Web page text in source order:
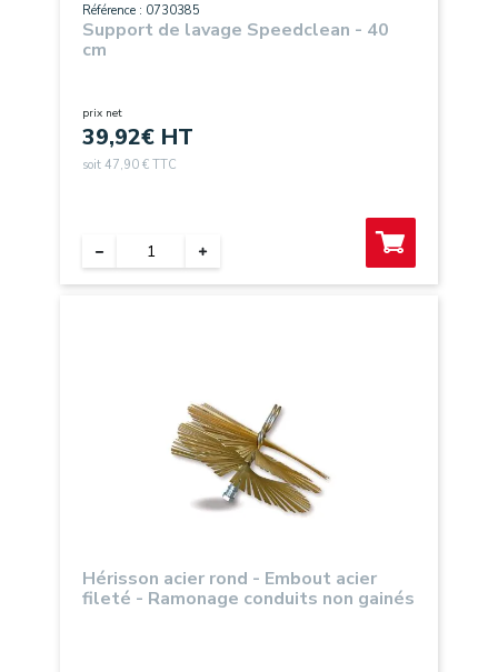
Référence : 0730385
Support de lavage Speedclean - 40
cm
prix net
39,92€ HT
soit 47,90 € TTC
Hérisson acier rond - Embout acier
fileté - Ramonage conduits non gainés